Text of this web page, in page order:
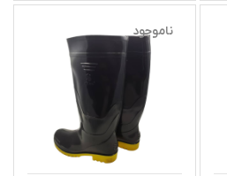
ناموجود